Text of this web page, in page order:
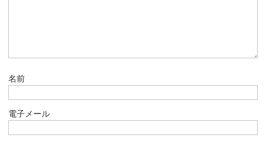
名前
電子メール